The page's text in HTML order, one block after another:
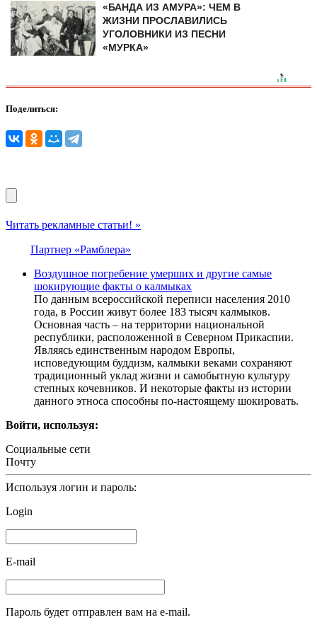
«БАНДА ИЗ АМУРА»: ЧЕМ В
ЖИЗНИ ПРОСЛАВИЛИСЬ
УГОЛОВНИКИ ИЗ ПЕСНИ
«МУРКА»
Поделиться:
Читать рекламные статьи! »
Партнер «Рамблера»
Воздушное погребение умерших и другие самые
шокирующие факты о калмыках
По данным всероссийской переписи населения 2010
года, в России живут более 183 тысяч калмыков.
Основная часть – на территории национальной
республики, расположенной в Северном Прикаспии.
Являясь единственным народом Европы,
исповедующим буддизм, калмыки веками сохраняют
традиционный уклад жизни и самобытную культуру
степных кочевников. И некоторые факты из истории
данного этноса способны по-настоящему шокировать.
Войти, используя:
Социальные сети
Почту
Используя логин и пароль:
Login
E-mail
Пароль будет отправлен вам на e-mail.